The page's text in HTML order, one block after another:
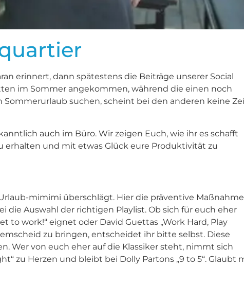
erinnert, dann spätestens die Beiträge unserer Social
im Sommer angekommen, während die einen noch
suchen, scheint bei den anderen keine
auch im Büro. Wir zeigen Euch, wie ihr es schafft
und mit etwas Glück eure Produktivität zu
mimimi überschlägt. Hier die präventive Maßnahme
die Auswahl der richtigen Playlist. Ob sich für euch eher
to work!“ eignet oder David Guettas „Work Hard, Play
zu bringen, entscheidet ihr bitte selbst. Diese
Wer von euch eher auf die Klassiker steht, nimmt sich
zu Herzen und bleibt bei Dolly Partons „9 to 5“. Glaubt